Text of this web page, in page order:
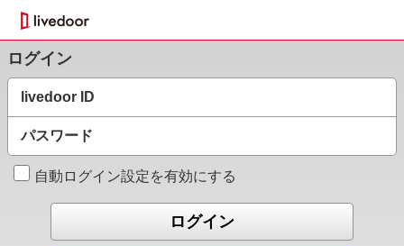
ログイン
livedoor ID
パスワード
自動ログイン設定を有効にする